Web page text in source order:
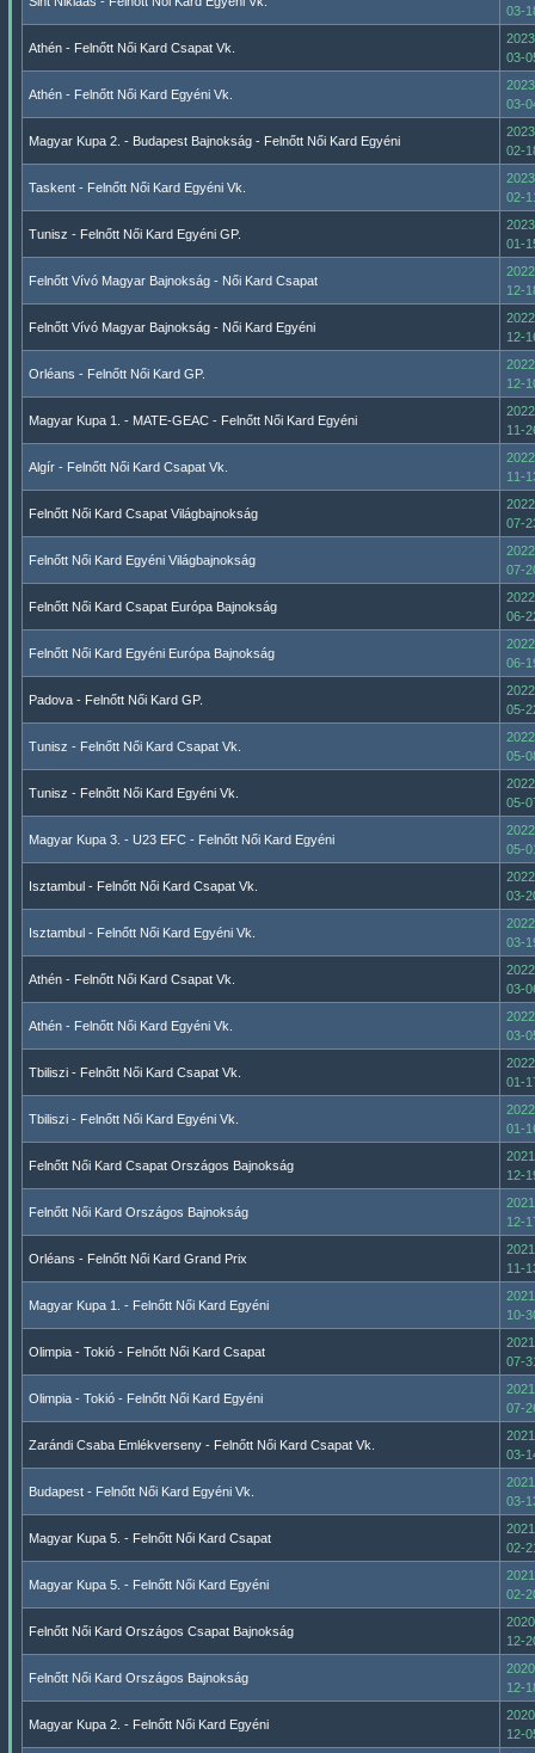
03-
Athén - Felnőtt Női Kard Csapat Vk.
03-
Athén - Felnőtt Női Kard Egyéni Vk.
03-
Magyar Kupa 2. - Budapest Bajnokság - Felnőtt Női Kard Egyéni
02-
Taskent - Felnőtt Női Kard Egyéni Vk.
02-
Tunisz - Felnőtt Női Kard Egyéni GP.
01-
Felnőtt Vívó Magyar Bajnokság - Női Kard Csapat
12-
Felnőtt Vívó Magyar Bajnokság - Női Kard Egyéni
12-
Orléans - Felnőtt Női Kard GP.
12-
Magyar Kupa 1. - MATE-GEAC - Felnőtt Női Kard Egyéni
11-
Algír - Felnőtt Női Kard Csapat Vk.
11-
Felnőtt Női Kard Csapat Világbajnokság
07-
Felnőtt Női Kard Egyéni Világbajnokság
07-
Felnőtt Női Kard Csapat Európa Bajnokság
06-
Felnőtt Női Kard Egyéni Európa Bajnokság
06-
Padova - Felnőtt Női Kard GP.
05-
Tunisz - Felnőtt Női Kard Csapat Vk.
05-
Tunisz - Felnőtt Női Kard Egyéni Vk.
05-
Magyar Kupa 3. - U23 EFC - Felnőtt Női Kard Egyéni
05-
Isztambul - Felnőtt Női Kard Csapat Vk.
03-
Isztambul - Felnőtt Női Kard Egyéni Vk.
03-
Athén - Felnőtt Női Kard Csapat Vk.
03-
Athén - Felnőtt Női Kard Egyéni Vk.
03-
Tbiliszi - Felnőtt Női Kard Csapat Vk.
01-
Tbiliszi - Felnőtt Női Kard Egyéni Vk.
01-
Felnőtt Női Kard Csapat Országos Bajnokság
12-
Felnőtt Női Kard Országos Bajnokság
12-
Orléans - Felnőtt Női Kard Grand Prix
11-
Magyar Kupa 1. - Felnőtt Női Kard Egyéni
10-
Olimpia - Tokió - Felnőtt Női Kard Csapat
07-
Olimpia - Tokió - Felnőtt Női Kard Egyéni
07-
Zarándi Csaba Emlékverseny - Felnőtt Női Kard Csapat Vk.
03-
Budapest - Felnőtt Női Kard Egyéni Vk.
03-
Magyar Kupa 5. - Felnőtt Női Kard Csapat
02-
Magyar Kupa 5. - Felnőtt Női Kard Egyéni
02-
Felnőtt Női Kard Országos Csapat Bajnokság
12-
Felnőtt Női Kard Országos Bajnokság
12-
Magyar Kupa 2. - Felnőtt Női Kard Egyéni
12-